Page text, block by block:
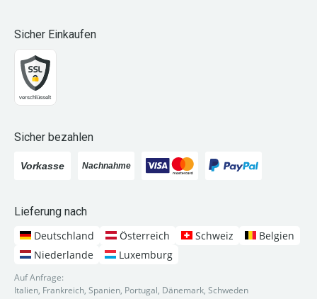
Sicher Einkaufen
Sicher bezahlen
Lieferung nach
Deutschland
Österreich Schweiz
Belgien
Niederlande
Luxemburg
Auf Anfrage:
Italien, Frankreich, Spanien, Portugal, Dänemark, Schweden